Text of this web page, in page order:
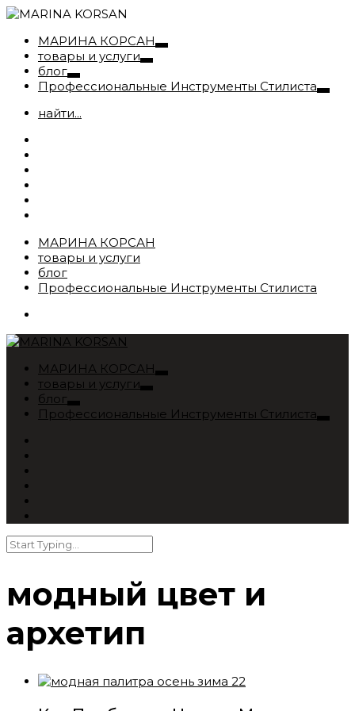
МАРИНА КОРСАН
товары и услуги
блог
Профессиональные Инструменты Стилиста
найти...
МАРИНА КОРСАН
товары и услуги
блог
Профессиональные Инструменты Стилиста
МАРИНА КОРСАН
товары и услуги
блог
Профессиональные Инструменты Стилиста
модный цвет и
архетип